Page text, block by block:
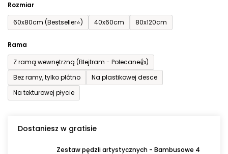
Rozmiar
60x80cm (Bestseller⭐)
40x60cm 80x120cm
Rama
Z ramą wewnętrzną (Blejtram - Polecane👍)
Bez ramy, tylko płótno
Na plastikowej desce
Na tekturowej płycie
Dostaniesz w gratisie
Zestaw pędzli artystycznych - Bambusowe 4